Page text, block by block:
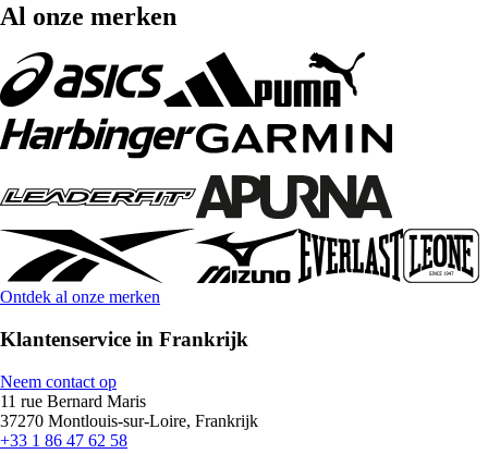
Al onze merken
Ontdek al onze merken
Klantenservice in Frankrijk
Neem contact op
11 rue Bernard Maris
37270 Montlouis-sur-Loire, Frankrijk
+33 1 86 47 62 58